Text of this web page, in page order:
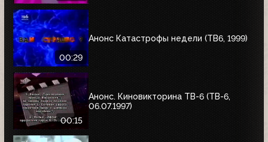
00:29
Анонс Катастрофы недели (ТВ6, 1999)
00:15
Анонс. Киновикторина ТВ-6 (ТВ-6,
06.07.1997)